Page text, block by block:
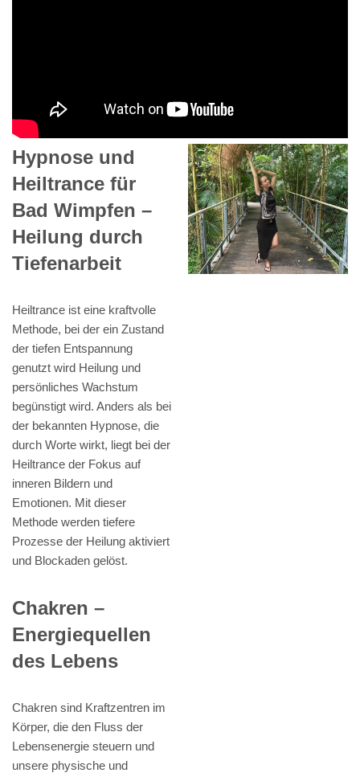
Hypnose und
Heiltrance für
Bad Wimpfen –
Heilung durch
Tiefenarbeit
Heiltrance ist eine kraftvolle
Methode, bei der ein Zustand
der tiefen Entspannung
genutzt wird Heilung und
persönliches Wachstum
begünstigt wird. Anders als bei
der bekannten Hypnose, die
durch Worte wirkt, liegt bei der
Heiltrance der Fokus auf
inneren Bildern und
Emotionen. Mit dieser
Methode werden tiefere
Prozesse der Heilung aktiviert
und Blockaden gelöst.
Chakren –
Energiequellen
des Lebens
Chakren sind Kraftzentren im
Körper, die den Fluss der
Lebensenergie steuern und
unsere physische und